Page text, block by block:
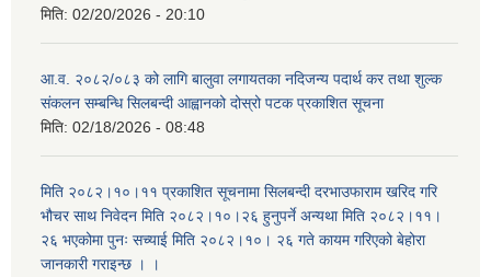
मिति: 02/20/2026 - 20:10
आ.व. २०८२/०८३ को लागि बालुवा लगायतका नदिजन्य पदार्थ कर तथा शुल्क
संकलन सम्बन्धि सिलबन्दी आह्वानको दोस्रो पटक प्रकाशित सूचना
मिति: 02/18/2026 - 08:48
मिति २०८२।१०।११ प्रकाशित सूचनामा सिलबन्दी दरभाउफाराम खरिद गरि
भौचर साथ निवेदन मिति २०८२।१०।२६ हुनुपर्ने अन्यथा मिति २०८२।११।
२६ भएकोमा पुनः सच्याई मिति २०८२।१०। २६ गते कायम गरिएको बेहोरा
जानकारी गराइन्छ । ।